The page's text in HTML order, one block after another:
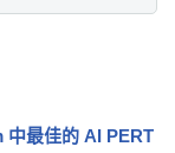
中最佳的 AI PERT